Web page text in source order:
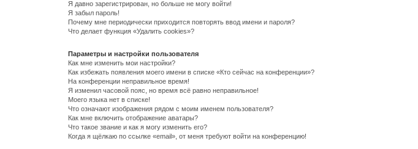
Я давно зарегистрирован, но больше не могу войти!
Я забыл пароль!
Почему мне периодически приходится повторять ввод имени и пароля?
Что делает функция «Удалить cookies»?
Параметры и настройки пользователя
Как мне изменить мои настройки?
Как избежать появления моего имени в списке «Кто сейчас на конференции»?
На конференции неправильное время!
Я изменил часовой пояс, но время всё равно неправильное!
Моего языка нет в списке!
Что означают изображения рядом с моим именем пользователя?
Как мне включить отображение аватары?
Что такое звание и как я могу изменить его?
Когда я щёлкаю по ссылке «email», от меня требуют войти на конференцию!